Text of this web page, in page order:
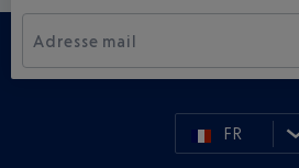
Adresse mail
FR